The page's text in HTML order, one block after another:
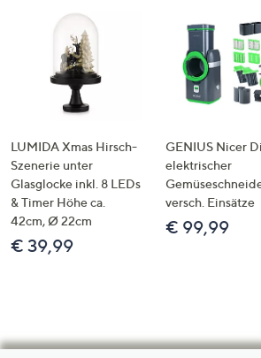
LUMIDA Xmas Hirsch-
Szenerie unter
Glasglocke inkl. 8 LEDs
& Timer Höhe ca.
42cm, Ø 22cm
€ 39,99
GENIUS Nicer
elektrischer
versch. Einsätze
€ 99,99